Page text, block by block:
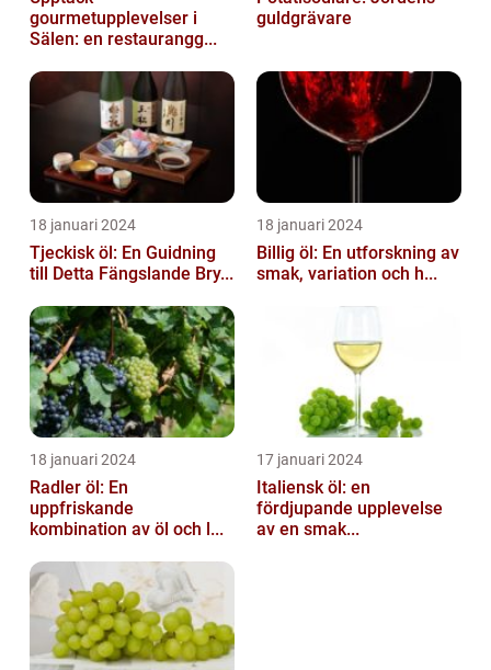
gourmetupplevelser i
Sälen: en restaurangg...
guldgrävare
18 januari 2024
Tjeckisk öl: En Guidning
till Detta Fängslande Bry...
18 januari 2024
Billig öl: En utforskning av
smak, variation och h...
18 januari 2024
Radler öl: En
uppfriskande
kombination av öl och l...
17 januari 2024
Italiensk öl: en
fördjupande upplevelse
av en smak...